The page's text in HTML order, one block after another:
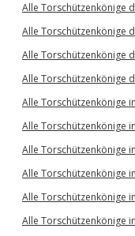
Alle Torschützenkönige
Alle Torschützenkönige
Alle Torschützenkönige
Alle Torschützenkönige
Alle Torschützenkönige
Alle Torschützenkönige
Alle Torschützenkönige
Alle Torschützenkönige
Alle Torschützenkönige
Alle Torschützenkönige